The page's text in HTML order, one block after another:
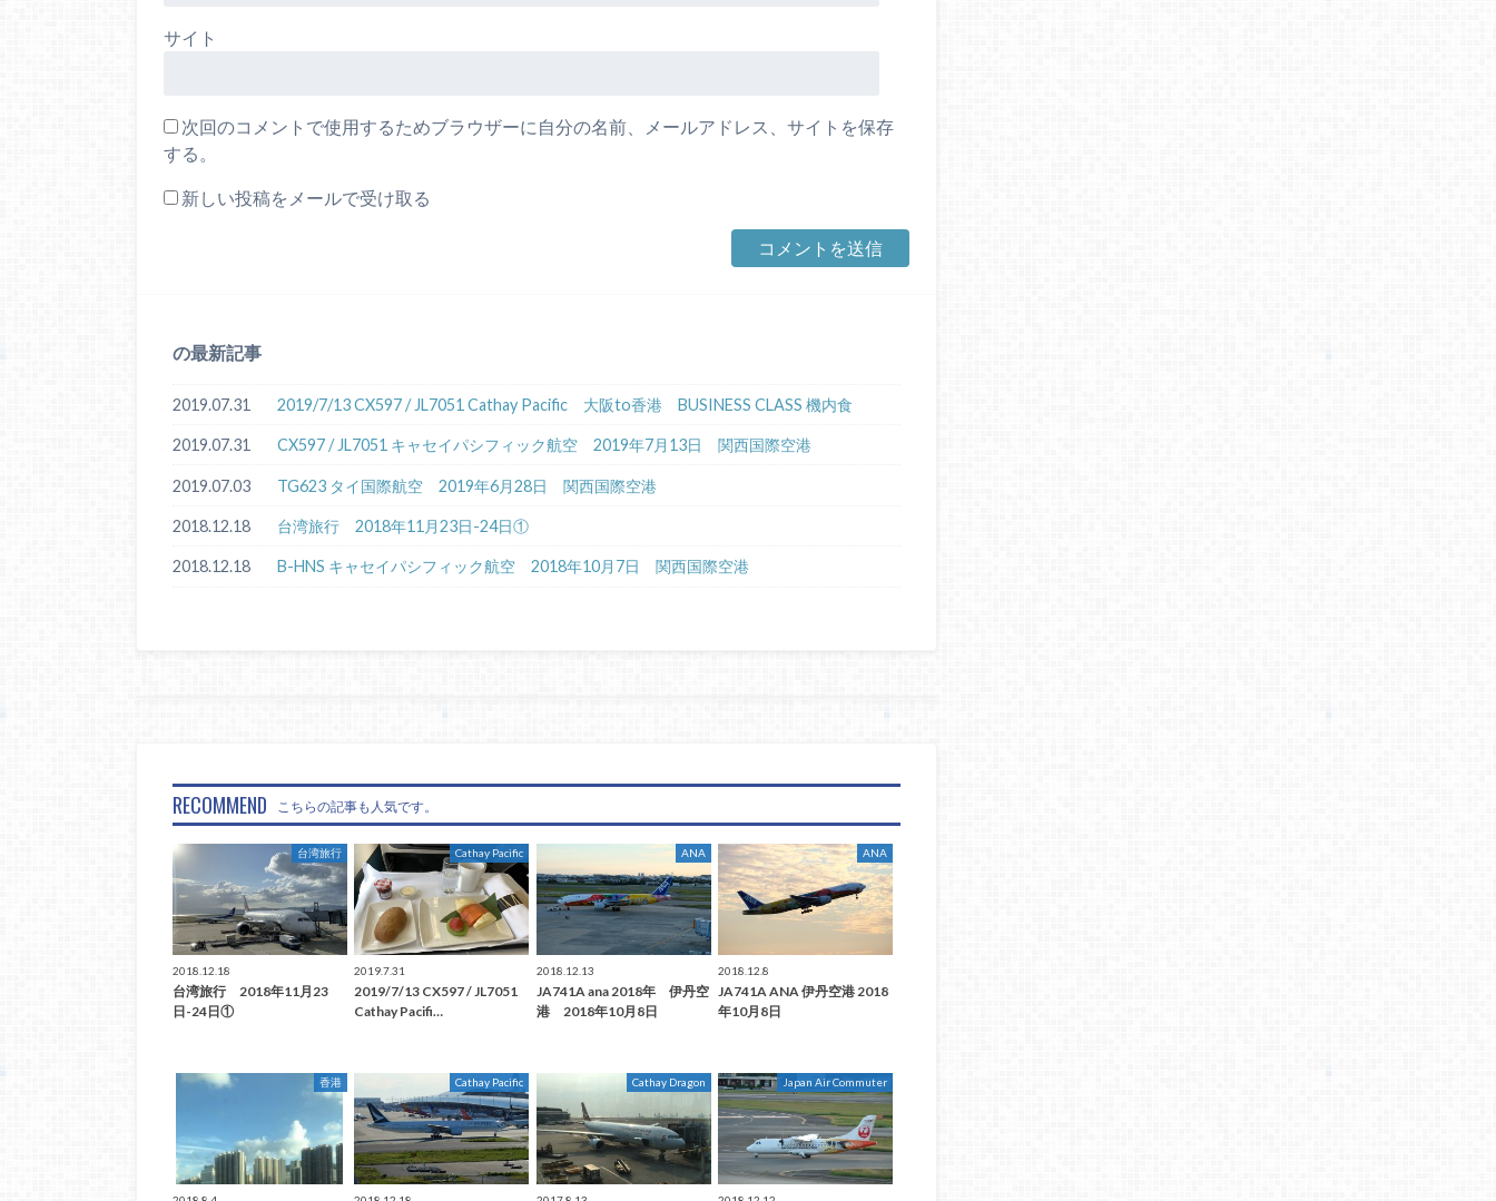
サイト
次回のコメントで使用するためブラウザーに自分の名前、メールアドレス、サイトを保存
する。
新しい投稿をメールで受け取る
の最新記事
2019.07.31 2019/7/13 CX597 / JL7051 Cathay Pacific 大阪to香港 BUSINESS CLASS 機内食
2019.07.31 CX597 / JL7051 キャセイパシフィック航空 2019年7月13日 関西国際空港
2019.07.03 TG623 タイ国際航空 2019年6月28日 関西国際空港
2018.12.18 台湾旅行 2018年11月23日-24日①
2018.12.18 B-HNS キャセイパシフィック航空 2018年10月7日 関西国際空港
RECOMMEND こちらの記事も人気です。
台湾旅行
2018.12.18
台湾旅行 2018年11月23
日-24日①
Cathay Pacific
2019.7.31
2019/7/13 CX597 / JL7051
Cathay Pacifi…
ANA
2018.12.13
JA741A ana 2018年 伊丹空
港 2018年10月8日
ANA
2018.12.8
JA741A ANA 伊丹空港 2018
年10月8日
香港 Cathay Pacific Cathay Dragon Japan Air Commuter